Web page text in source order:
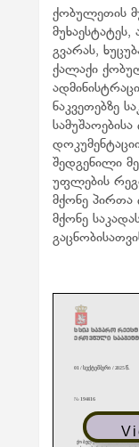
ქობულეთის
მუხაესტატეს,
გვარას,
ქალაქი
ნაკვეთებზე
შედგენილი
უფლების
მქონე პირთა
მქონე